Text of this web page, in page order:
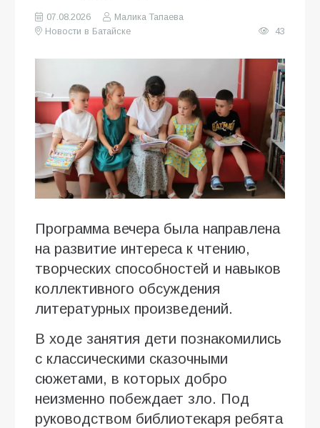
07.08.2026
Малика Тапаева
Новости в Батайске
43
Программа вечера была направлена
на развитие интереса к чтению,
творческих способностей и навыков
коллективного обсуждения
литературных произведений.
В ходе занятия дети познакомились
с классическими сказочными
сюжетами, в которых добро
неизменно побеждает зло. Под
руководством библиотекаря ребята